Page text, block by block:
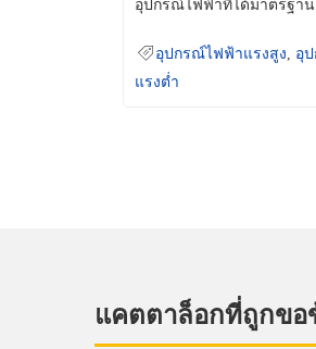
อุปกรณ์ไฟฟ้าแรงสูง
อุ
แรงต่ำ
แคตตาล็อกที่ถูกข